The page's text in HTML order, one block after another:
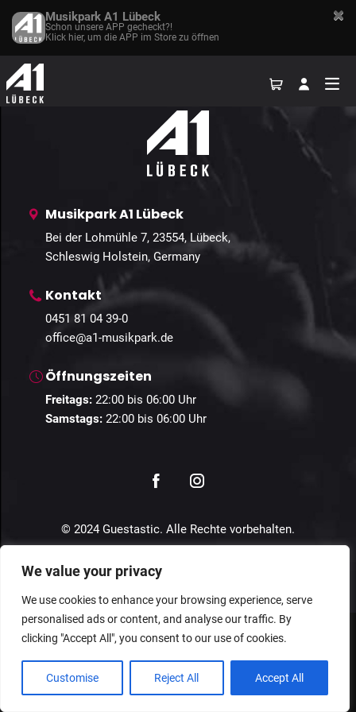
We value your privacy
We use cookies to enhance your browsing experience, serve
personalised ads or content, and analyse our traffic. By
clicking "Accept All", you consent to our use of cookies.
Customise Reject All Accept All
Home Events Galerien
Musikpark A1 Lübeck
Bei der Lohmühle 7, 23554, Lübeck,
Schleswig Holstein, Germany
Kontakt
0451 81 04 39-0
office@a1-musikpark.de
Öffnungszeiten
Freitags: 22:00 bis 06:00 Uhr
Samstags: 22:00 bis 06:00 Uhr
© 2024 Guestastic. Alle Rechte vorbehalten.
Datenschutz Geschäftsbedingungen
Musikpark A1 Lübeck
Schon unsere APP gecheckt?!
Klick hier, um die APP im Store zu öffnen